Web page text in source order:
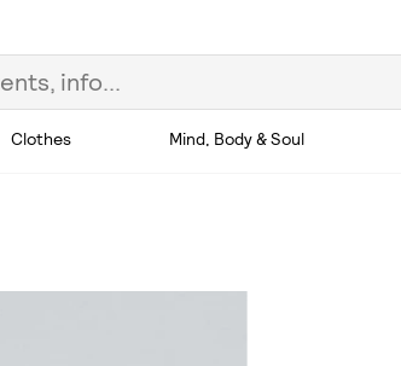
Clothes Mind, Body & Soul